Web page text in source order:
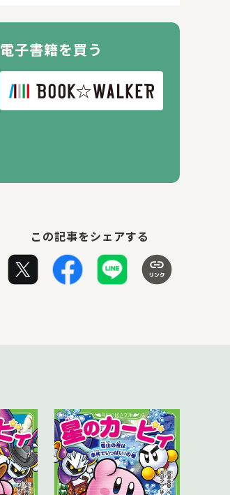
電子書籍を買う
この記事をシェアする